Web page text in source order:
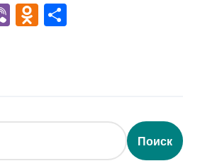
ViberOdnoklassniki
Поиск